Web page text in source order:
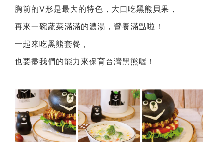
胸前的V形是最大的特色，大口吃黑熊貝果，
再來一碗蔬菜滿滿的濃湯，營養滿點啦！
一起來吃黑熊套餐，
也要盡我們的能力來保育台灣黑熊喔！